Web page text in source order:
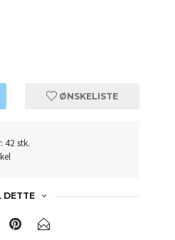
ØNSKELISTE
42 stk.
DETTE